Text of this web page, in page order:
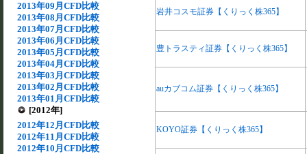
2013年09月CFD比較
2013年08月CFD比較
2013年07月CFD比較
2013年06月CFD比較
2013年05月CFD比較
2013年04月CFD比較
2013年03月CFD比較
2013年02月CFD比較
2013年01月CFD比較
[2012年]
2012年12月CFD比較
2012年11月CFD比較
2012年10月CFD比較
岩井コスモ証券【くりっく株365】
豊トラスティ証券【くりっく株365】
auカブコム証券【くりっく株365】
KOYO証券【くりっく株365】